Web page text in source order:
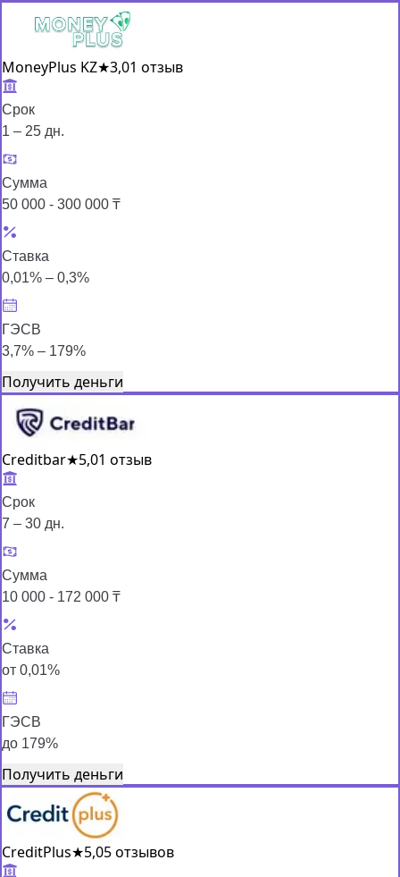
MoneyPlus KZ★3,01 отзыв
Срок
1 – 25 дн.
Сумма
50 000 - 300 000 ₸
Ставка
0,01% – 0,3%
ГЭСВ
3,7% – 179%
Получить деньги
Creditbar★5,01 отзыв
Срок
7 – 30 дн.
Сумма
10 000 - 172 000 ₸
Ставка
от 0,01%
ГЭСВ
до 179%
Получить деньги
CreditPlus★5,05 отзывов